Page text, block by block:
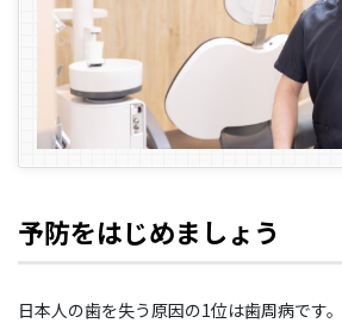
予防をはじめましょう
日本人の歯を失う原因の1位は歯周病です